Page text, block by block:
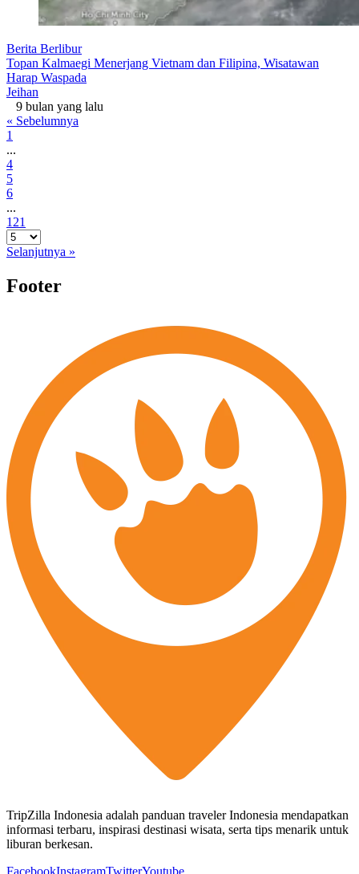
Berita Berlibur
Topan Kalmaegi Menerjang Vietnam dan Filipina, Wisatawan
Harap Waspada
Jeihan
9 bulan yang lalu
« Sebelumnya
1
...
4
5
6
...
121
Selanjutnya »
Footer
TripZilla Indonesia adalah panduan traveler Indonesia mendapatkan
informasi terbaru, inspirasi destinasi wisata, serta tips menarik untuk
liburan berkesan.
FacebookInstagramTwitterYoutube